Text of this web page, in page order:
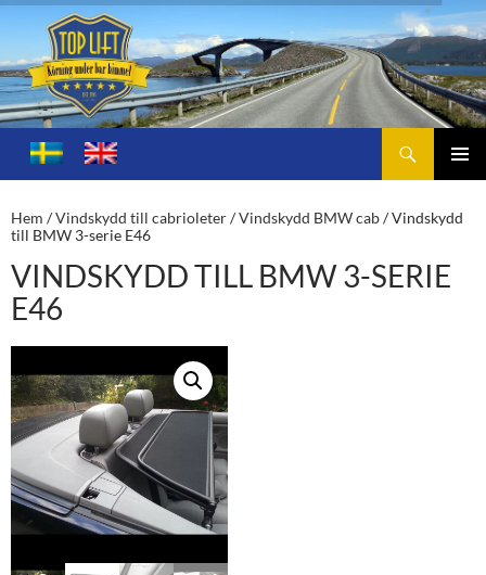
Toplift.se – för körning under bar himmel
HOPPA
TILL
Hem /Vindskydd till cabrioleter/Vindskydd BMW cab/ Vindskydd
till BMW 3-serie E46
VINDSKYDD TILL BMW 3-SERIE
E46